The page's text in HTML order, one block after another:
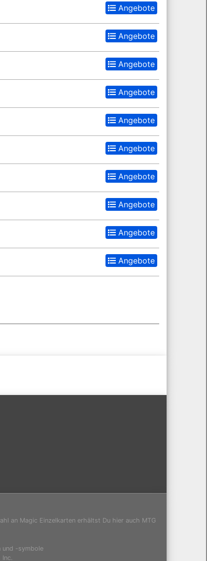
Angebote
Angebote
Angebote
Angebote
Angebote
Angebote
Angebote
Angebote
Angebote
Angebote
an Magic Einzelkarten erhältst Du hier auch MTG
und -symbole